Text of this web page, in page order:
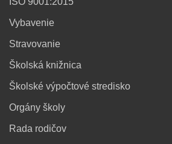
Vybavenie
Stravovanie
Školská knižnica
Školské výpočtové stredisko
Orgány školy
Rada rodičov